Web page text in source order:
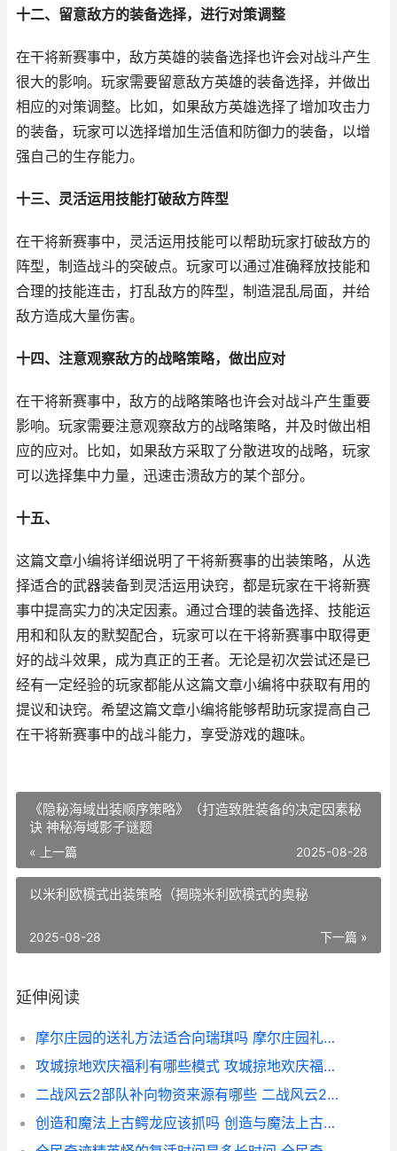
十二、留意敌方的装备选择，进行对策调整
在干将新赛事中，敌方英雄的装备选择也许会对战斗产生
很大的影响。玩家需要留意敌方英雄的装备选择，并做出
相应的对策调整。比如，如果敌方英雄选择了增加攻击力
的装备，玩家可以选择增加生活值和防御力的装备，以增
强自己的生存能力。
十三、灵活运用技能打破敌方阵型
在干将新赛事中，灵活运用技能可以帮助玩家打破敌方的
阵型，制造战斗的突破点。玩家可以通过准确释放技能和
合理的技能连击，打乱敌方的阵型，制造混乱局面，并给
敌方造成大量伤害。
十四、注意观察敌方的战略策略，做出应对
在干将新赛事中，敌方的战略策略也许会对战斗产生重要
影响。玩家需要注意观察敌方的战略策略，并及时做出相
应的应对。比如，如果敌方采取了分散进攻的战略，玩家
可以选择集中力量，迅速击溃敌方的某个部分。
十五、
这篇文章小编将详细说明了干将新赛事的出装策略，从选
择适合的武器装备到灵活运用诀窍，都是玩家在干将新赛
事中提高实力的决定因素。通过合理的装备选择、技能运
用和和队友的默契配合，玩家可以在干将新赛事中取得更
好的战斗效果，成为真正的王者。无论是初次尝试还是已
经有一定经验的玩家都能从这篇文章小编将中获取有用的
提议和诀窍。希望这篇文章小编将能够帮助玩家提高自己
在干将新赛事中的战斗能力，享受游戏的趣味。
《隐秘海域出装顺序策略》（打造致胜装备的决定因素秘
诀 神秘海域影子谜题
« 上一篇 2025-08-28
以米利欧模式出装策略（揭晓米利欧模式的奥秘
下一篇 »
2025-08-28
延伸阅读
摩尔庄园的送礼方法适合向瑞琪吗 摩尔庄园礼物送给谁
攻城掠地欢庆福利有哪些模式 攻城掠地欢庆福礼拿水镜注解
二战风云2部队补向物资来源有哪些 二战风云2部队上限最高是多少
创造和魔法上古鳄龙应该抓吗 创造与魔法上古恶龙在哪?上古恶龙位置饲料介绍